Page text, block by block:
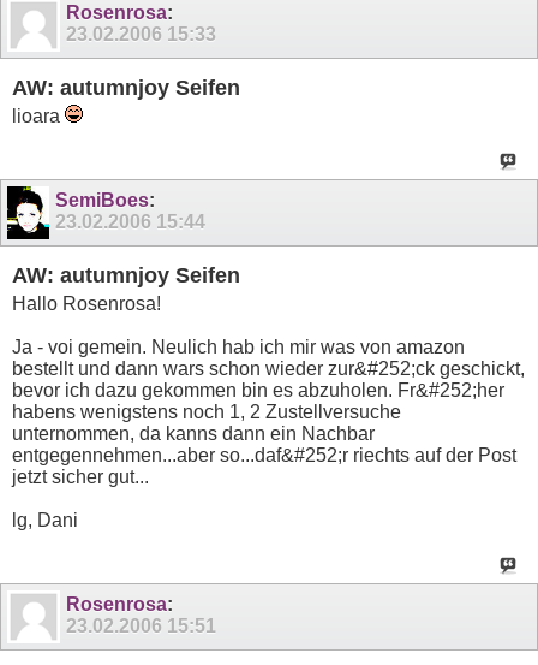
Rosenrosa:
23.02.2006 15:33
AW: autumnjoy Seifen
lioara
SemiBoes:
23.02.2006 15:44
AW: autumnjoy Seifen
Hallo Rosenrosa!
Ja - voi gemein. Neulich hab ich mir was von amazon
bestellt und dann wars schon wieder zur&#252;ck geschickt,
bevor ich dazu gekommen bin es abzuholen. Fr&#252;her
habens wenigstens noch 1, 2 Zustellversuche
unternommen, da kanns dann ein Nachbar
entgegennehmen...aber so...daf&#252;r riechts auf der Post
jetzt sicher gut...
lg, Dani
Rosenrosa:
23.02.2006 15:51